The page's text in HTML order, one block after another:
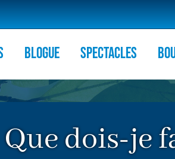
Blogue Spectacles
dois-je